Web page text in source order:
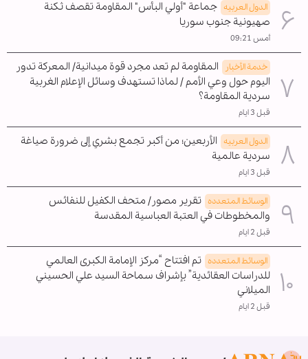
الدول العربیه جماعة "أولي البأس" المقاومة تقصف ثكنة
صهيونية جنوب سوريا
أمس 09:21
خدمة الأخبار
المقاومة لم تعد مجرد قوة ميدانية/ المعركة تدور
اليوم حول وعي الأمم / لماذا تستهدف وسائل الإعلام الغربية
سردية المقاومة؟
قبل 3 ايام
الدول العربیه الأربعين؛ من أكبر تجمع بشري إلى ضرورة صياغة
سردية عالمية
قبل 3 ايام
الوسائط المتعدده تقرير مصور/ متحف الكفيل للنفائس
والمخطوطات في العتبة العباسية المقدسة
قبل 2 ايام
الوسائط المتعدده تم افتتاح “مرکز الإمامة الکبری العالمي
للدراسات العقائدية” بإشراف سماحة السيد علي الحسيني
الميلاني
قبل 2 ايام